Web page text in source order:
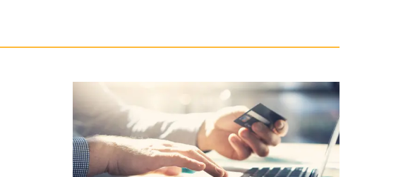
Scopri di più Carte di credito